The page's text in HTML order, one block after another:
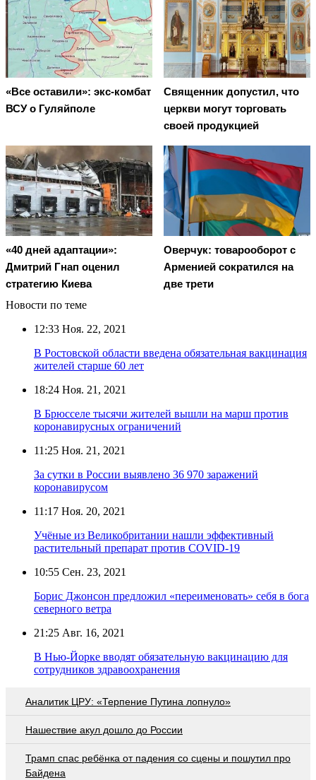
«Все оставили»: экс-комбат
ВСУ о Гуляйполе
Священник допустил, что
церкви могут торговать
своей продукцией
«40 дней адаптации»:
Дмитрий Гнап оценил
стратегию Киева
Оверчук: товарооборот с
Арменией сократился на
две трети
Новости по теме
12:33 Ноя. 22, 2021
В Ростовской области введена обязательная вакцинация
жителей старше 60 лет
18:24 Ноя. 21, 2021
В Брюсселе тысячи жителей вышли на марш против
коронавирусных ограничений
11:25 Ноя. 21, 2021
За сутки в России выявлено 36 970 заражений
коронавирусом
11:17 Ноя. 20, 2021
Учёные из Великобритании нашли эффективный
растительный препарат против COVID-19
10:55 Сен. 23, 2021
Борис Джонсон предложил «переименовать» себя в бога
северного ветра
21:25 Авг. 16, 2021
В Нью-Йорке вводят обязательную вакцинацию для
сотрудников здравоохранения
Аналитик ЦРУ: «Терпение Путина лопнуло»
Нашествие акул дошло до России
Трамп спас ребёнка от падения со сцены и пошутил про
Байдена